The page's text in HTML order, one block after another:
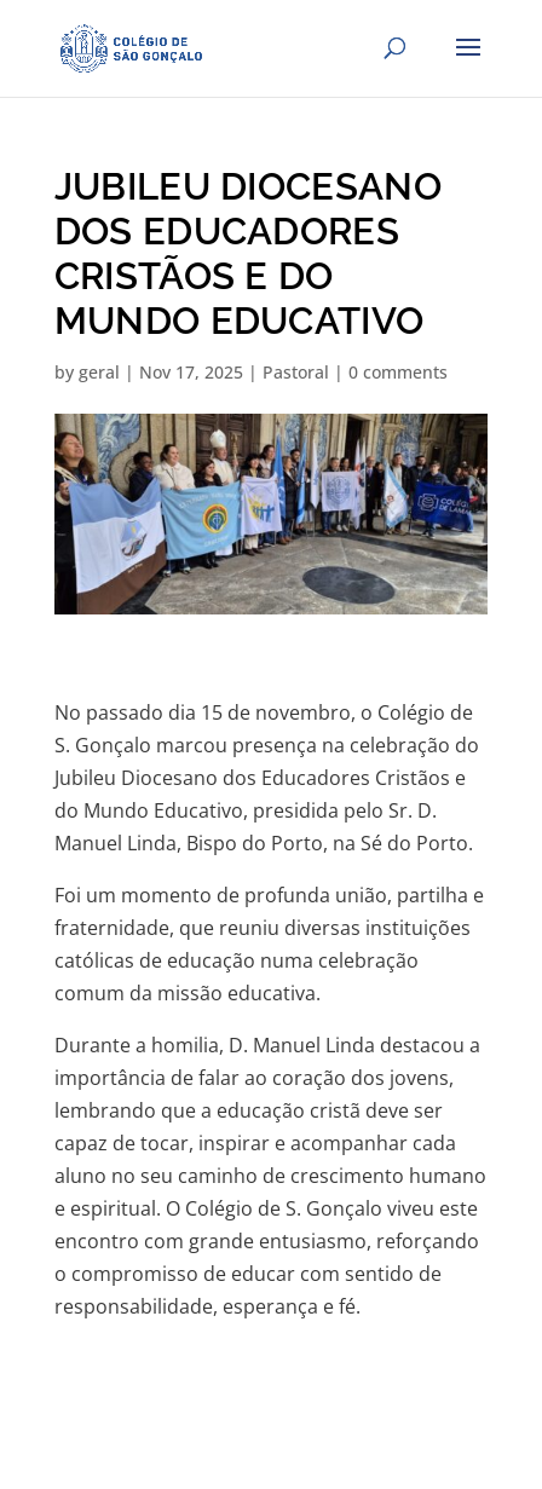
JUBILEU DIOCESANO
DOS EDUCADORES
CRISTÃOS E DO
MUNDO EDUCATIVO
by geral | Nov 17, 2025| Pastoral | 0 comments
No passado dia 15 de novembro, o Colégio de
S. Gonçalo marcou presença na celebração do
Jubileu Diocesano dos Educadores Cristãos e
do Mundo Educativo, presidida pelo Sr. D.
Manuel Linda, Bispo do Porto, na Sé do Porto.
Foi um momento de profunda união, partilha e
fraternidade, que reuniu diversas instituições
católicas de educação numa celebração
comum da missão educativa.
Durante a homilia, D. Manuel Linda destacou a
importância de falar ao coração dos jovens,
lembrando que a educação cristã deve ser
capaz de tocar, inspirar e acompanhar cada
aluno no seu caminho de crescimento humano
e espiritual. O Colégio de S. Gonçalo viveu este
encontro com grande entusiasmo, reforçando
o compromisso de educar com sentido de
responsabilidade, esperança e fé.